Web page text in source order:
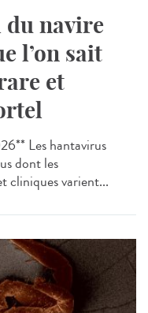
du navire
l’on sait
et
Les hantavirus
dont les
cliniques varient...